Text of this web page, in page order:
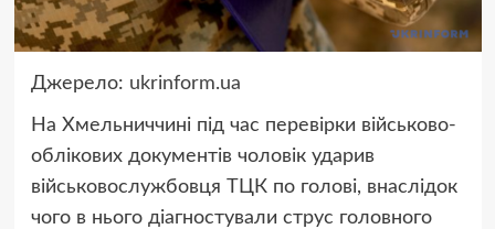
Джерело: ukrinform.ua
На Хмельниччині під час перевірки військово-
облікових документів чоловік ударив
військовослужбовця ТЦК по голові, внаслідок
чого в нього діагностували струс головного